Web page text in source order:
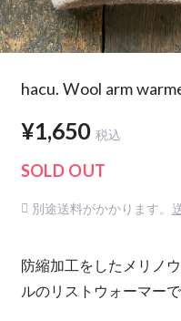
hacu. Wool arm
¥1,650 税込
SOLD OUT
別途送料がかかります。
防縮加工をしたメリノ
ルのリストウォーマーで